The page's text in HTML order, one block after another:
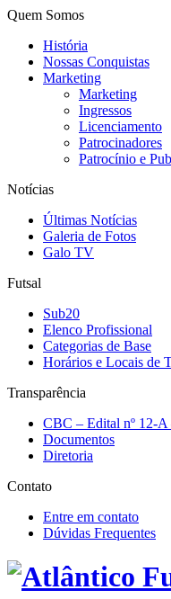
Quem Somos
História
Nossas Conquistas
Marketing
Marketing
Ingressos
Licenciamento
Patrocinadores
Patrocínio e
Notícias
Últimas Notícias
Galeria de Fotos
Galo TV
Futsal
Sub20
Elenco Profissional
Categorias de Base
Horários e Locais de
Transparência
CBC – Edital nº 12-
Documentos
Diretoria
Contato
Entre em contato
Dúvidas Frequentes